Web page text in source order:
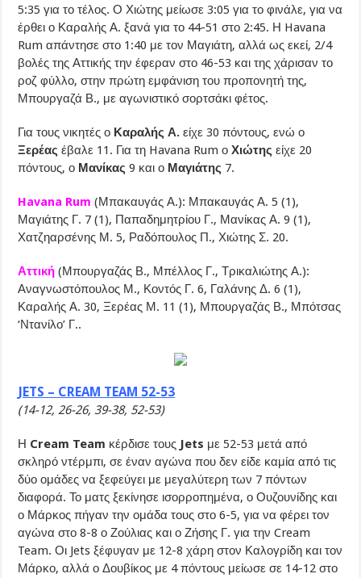
5:35 για το τέλος. Ο Χιώτης μείωσε 3:05 για το φινάλε, για να
έρθει ο Καραλής Α. ξανά για το 44-51 στο 2:45. Η Havana
Rum απάντησε στο 1:40 με τον Μαγιάτη, αλλά ως εκεί, 2/4
βολές της Αττικής την έφεραν στο 46-53 και της χάρισαν το
ροζ φύλλο, στην πρώτη εμφάνιση του προπονητή της,
Μπουργαζά Β., με αγωνιστικό σορτσάκι φέτος.
Για τους νικητές ο Καραλής Α. είχε 30 πόντους, ενώ ο
Ξερέαςέβαλε 11. Για τη Havana Rum οΧιώτηςείχε 20
πόντους, ο Μανίκας9 και ο Μαγιάτης 7.
Havana Rum (Μπακαυγάς Α.): Μπακαυγάς Α. 5 (1),
Μαγιάτης Γ. 7 (1), Παπαδημητρίου Γ., Μανίκας Α. 9 (1),
Χατζηαρσένης Μ. 5, Ραδόπουλος Π., Χιώτης Σ. 20.
Αττική(Μπουργαζάς Β., Μπέλλος Γ., Τρικαλιώτης Α.):
Αναγνωστόπουλος Μ., Κοντός Γ. 6, Γαλάνης Δ. 6 (1),
Καραλής Α. 30, Ξερέας Μ. 11 (1), Μπουργαζάς Β., Μπότσας
‘Ντανίλο’ Γ..
JETS – CREAM TEAM 52-53
(14-12, 26-26, 39-38, 52-53)
Η Cream Team κέρδισε τους Jets με 52-53 μετά από
σκληρό ντέρμπι, σε έναν αγώνα που δεν είδε καμία από τις
δύο ομάδες να ξεφεύγει με μεγαλύτερη των 7 πόντων
διαφορά. Το ματς ξεκίνησε ισορροπημένα, ο Ουζουνίδης και
ο Μάρκος πήγαν την ομάδα τους στο 6-5, για να φέρει τον
αγώνα στο 8-8 ο Ζούλιας και ο Ζήσης Γ. για την Cream
Team. Οι Jets ξέφυγαν με 12-8 χάρη στον Καλογρίδη και τον
Μάρκο, αλλά ο Δουβίκος με 4 πόντους μείωσε σε 14-12 στο